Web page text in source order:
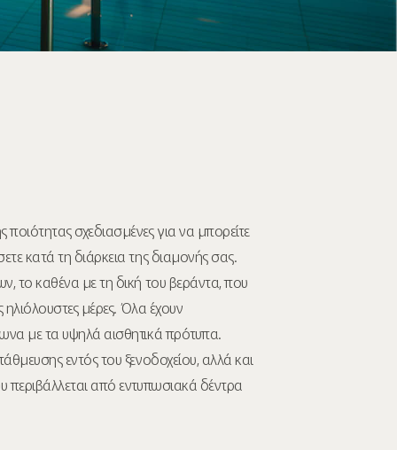
σχεδιασμένες για να μπορείτε
κατά τη διάρκεια της διαμονής σας.
το καθένα με τη δική του βεράντα, που
ηλιόλουστες μέρες. Όλα έχουν
με τα υψηλά αισθητικά πρότυπα.
εντός του ξενοδοχείου, αλλά και
από εντυπωσιακά δέντρα